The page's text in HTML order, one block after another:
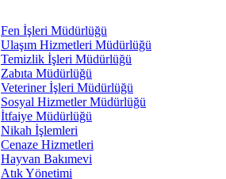
Fen İşleri Müdürlüğü
Ulaşım Hizmetleri Müdürlüğü
Temizlik İşleri Müdürlüğü
Zabıta Müdürlüğü
Veteriner İşleri Müdürlüğü
Sosyal Hizmetler Müdürlüğü
İtfaiye Müdürlüğü
Nikah İşlemleri
Cenaze Hizmetleri
Hayvan Bakımevi
Atık Yönetimi